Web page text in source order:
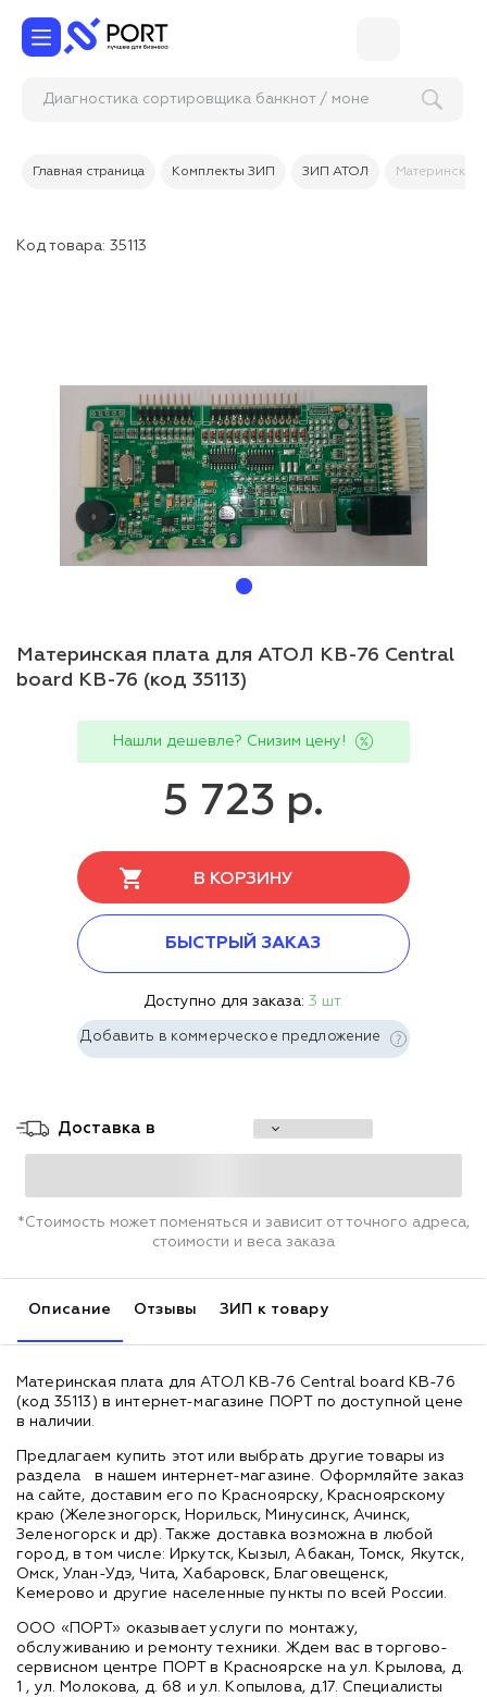
Диагностика сортировщика банкнот /
Главная страница Комплекты ЗИП ЗИП АТОЛ Материнская
Код товара: 35113
Материнская плата для АТОЛ KB-76 Central
board KB-76 (код 35113)
Нашли дешевле? Снизим цену!
5 723 р.
В КОРЗИНУ
БЫСТРЫЙ ЗАКАЗ
Доступно для заказа: 3 шт.
Добавить в коммерческое предложение
Доставка в
*Стоимость может поменяться и зависит от точного адреса,
стоимости и веса заказа
Описание Отзывы ЗИП к товару
Материнская плата для АТОЛ KB-76 Central board KB-76
(код 35113) в интернет-магазине ПОРТ по доступной цене
в наличии.
Предлагаем купить этот или выбрать другие товары из
раздела
в нашем интернет-магазине. Оформляйте заказ
на сайте, доставим его по Красноярску, Красноярскому
краю (Железногорск, Норильск, Минусинск, Ачинск,
Зеленогорск и др). Также доставка возможна в любой
город, в том числе: Иркутск, Кызыл, Абакан, Томск, Якутск,
Омск, Улан-Удэ, Чита, Хабаровск, Благовещенск,
Кемерово и другие населенные пункты по всей России.
ООО «ПОРТ» оказывает услуги по монтажу,
обслуживанию и ремонту техники. Ждем вас в торгово-
сервисном центре ПОРТ в Красноярске на ул. Крылова, д.
1 , ул. Молокова, д. 68 и ул. Копылова, д.17. Специалисты